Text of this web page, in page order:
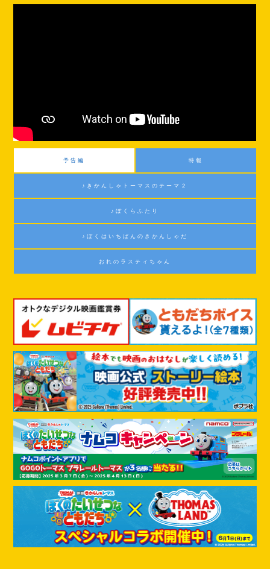
予告編 特報
♪きかんしゃトーマスのテーマ２
♪ぼくらふたり
♪ぼくはいちばんのきかんしゃだ
おれのラスティちゃん